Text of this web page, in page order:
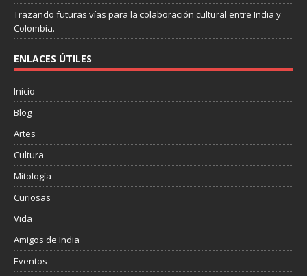
Trazando futuras vías para la colaboración cultural entre India y
Colombia.
ENLACES ÚTILES
Inicio
Blog
Artes
Cultura
Mitología
Curiosas
Vida
Amigos de India
Eventos